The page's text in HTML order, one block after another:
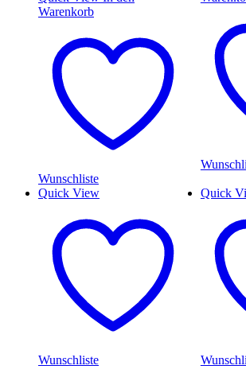
Warenkorb
Wunschliste
Quick View
Wunschliste
Quick